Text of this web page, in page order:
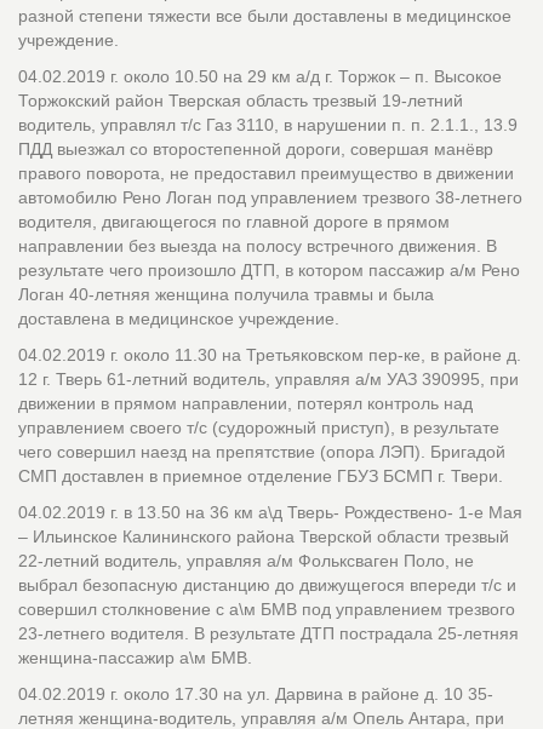
разной степени тяжести все были доставлены в медицинское
учреждение.
04.02.2019 г. около 10.50 на 29 км а/д г. Торжок – п. Высокое
Торжокский район Тверская область трезвый 19-летний
водитель, управлял т/с Газ 3110, в нарушении п. п. 2.1.1., 13.9
ПДД выезжал со второстепенной дороги, совершая манёвр
правого поворота, не предоставил преимущество в движении
автомобилю Рено Логан под управлением трезвого 38-летнего
водителя, двигающегося по главной дороге в прямом
направлении без выезда на полосу встречного движения. В
результате чего произошло ДТП, в котором пассажир а/м Рено
Логан 40-летняя женщина получила травмы и была
доставлена в медицинское учреждение.
04.02.2019 г. около 11.30 на Третьяковском пер-ке, в районе д.
12 г. Тверь 61-летний водитель, управляя а/м УАЗ 390995, при
движении в прямом направлении, потерял контроль над
управлением своего т/с (судорожный приступ), в результате
чего совершил наезд на препятствие (опора ЛЭП). Бригадой
СМП доставлен в приемное отделение ГБУЗ БСМП г. Твери.
04.02.2019 г. в 13.50 на 36 км а\д Тверь- Рождествено- 1-е Мая
– Ильинское Калининского района Тверской области трезвый
22-летний водитель, управляя а/м Фольксваген Поло, не
выбрал безопасную дистанцию до движущегося впереди т/с и
совершил столкновение с а\м БМВ под управлением трезвого
23-летнего водителя. В результате ДТП пострадала 25-летняя
женщина-пассажир а\м БМВ.
04.02.2019 г. около 17.30 на ул. Дарвина в районе д. 10 35-
летняя женщина-водитель, управляя а/м Опель Антара, при